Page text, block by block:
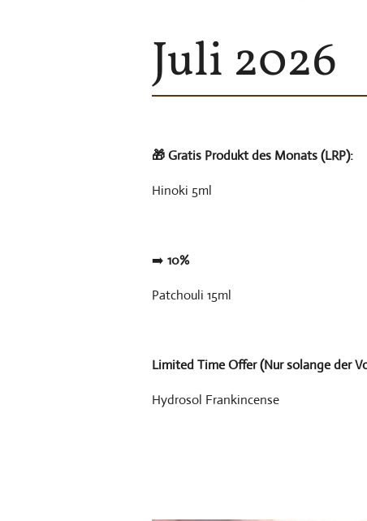
Juli 2026
🎁Gratis Produkt des Monats (LRP):
Hinoki 5ml
➡️ 10%
Patchouli 15ml
Limited Time Offer (Nur solange der
Hydrosol Frankincense